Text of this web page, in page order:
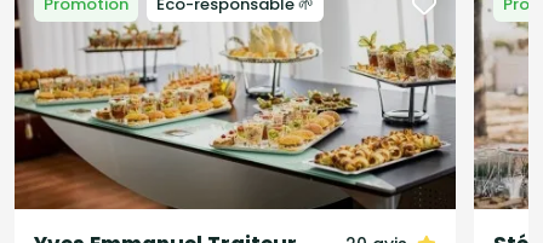
Promotion Éco-responsable 🌱